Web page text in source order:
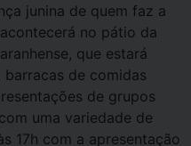
junina de quem faz a
no pátio da
que estará
de comidas
de grupos
uma variedade de
17h com a apresentação